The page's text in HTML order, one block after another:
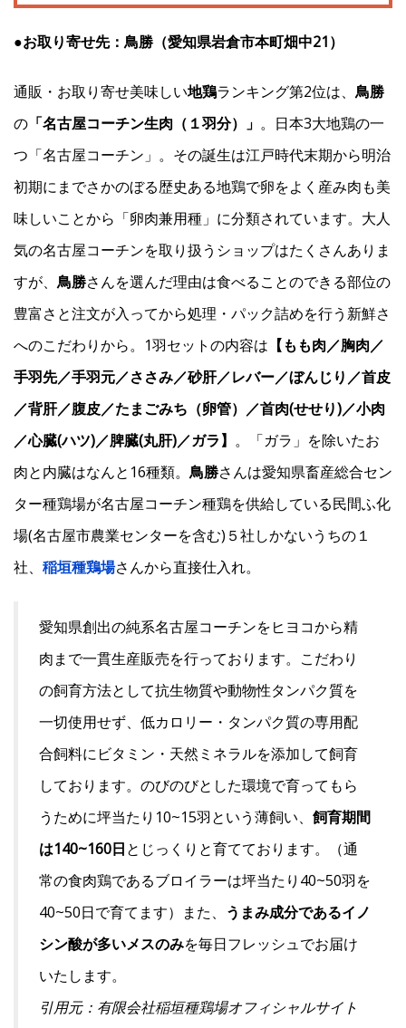
●お取り寄せ先：鳥勝（愛知県岩倉市本町畑中21）
通販・お取り寄せ美味しい地鶏ランキング第2位は、 鳥勝
の 「名古屋コーチン生肉（１羽分）」 。日本3大地鶏の一
つ「名古屋コーチン」。その誕生は江戸時代末期から明治
初期にまでさかのぼる歴史ある地鶏で卵をよく産み肉も美
味しいことから「卵肉兼用種」に分類されています。大人
気の名古屋コーチンを取り扱うショップはたくさんありま
すが、 鳥勝さんを選んだ理由は食べることのできる部位の
豊富さと注文が入ってから処理・パック詰めを行う新鮮さ
へのこだわりから。1羽セットの内容は 【もも肉／胸肉／
手羽先／手羽元／ささみ／砂肝／レバー／ぼんじり／首皮
／背肝／腹皮／たまごみち（卵管）／首肉(せせり)／小肉
／心臓(ハツ)／脾臓(丸肝)／ガラ】 。「ガラ」を除いたお
肉と内臓はなんと16種類。 鳥勝さんは愛知県畜産総合セン
ター種鶏場が名古屋コーチン種鶏を供給している民間ふ化
場(名古屋市農業センターを含む)５社しかないうちの１
社、 稲垣種鶏場さんから直接仕入れ。
愛知県創出の純系名古屋コーチンをヒヨコから精
肉まで一貫生産販売を行っております。こだわり
の飼育方法として抗生物質や動物性タンパク質を
一切使用せず、低カロリー・タンパク質の専用配
合飼料にビタミン・天然ミネラルを添加して飼育
しております。のびのびとした環境で育ってもら
うために坪当たり10~15羽という薄飼い、 飼育期間
は140~160日とじっくりと育てております。（通
常の食肉鶏であるブロイラーは坪当たり40~50羽を
40~50日で育てます）また、 うまみ成分であるイノ
シン酸が多いメスのみを毎日フレッシュでお届け
いたします。
引用元：有限会社稲垣種鶏場オフィシャルサイト